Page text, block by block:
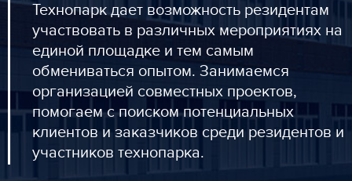
Технопарк дает возможность резидентам
участвовать в различных мероприятиях на
единой площадке и тем самым
обмениваться опытом. Занимаемся
организацией совместных проектов,
помогаем с поиском потенциальных
клиентов и заказчиков среди резидентов и
участников технопарка.